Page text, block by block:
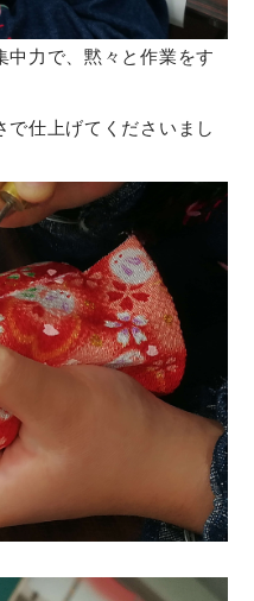
中力で、黙々と作業をす
で仕上げてくださいまし